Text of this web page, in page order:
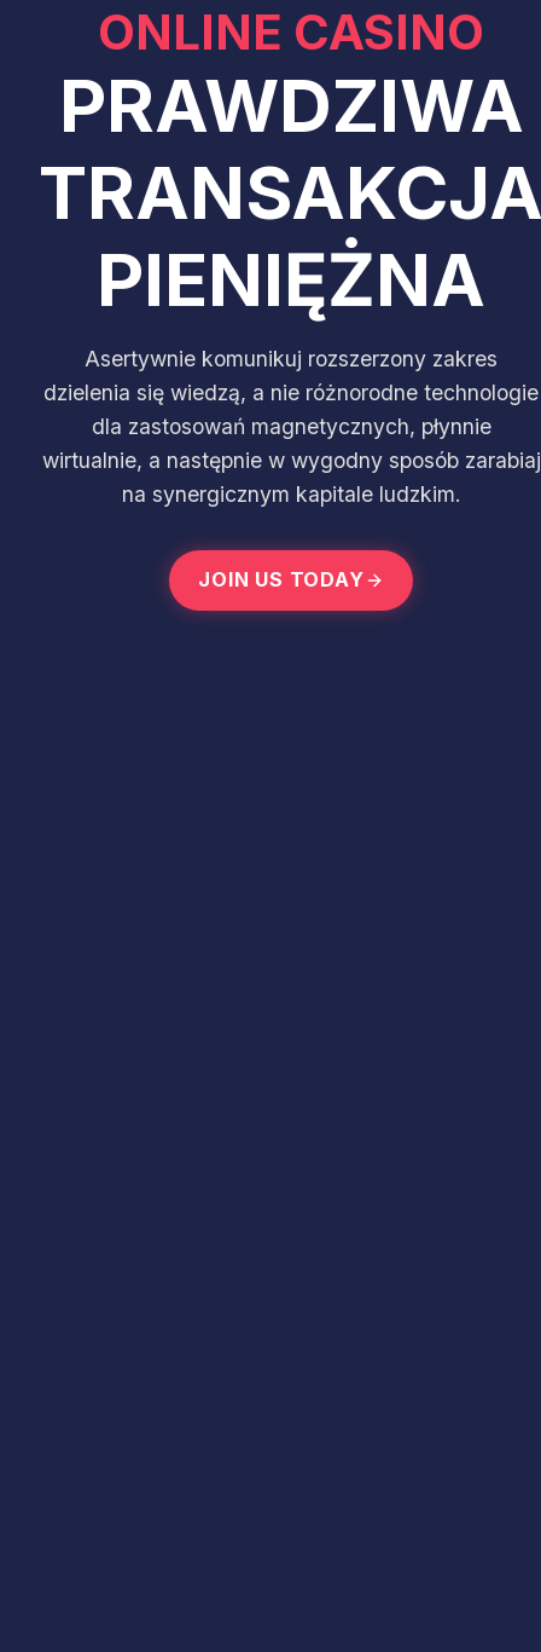
ONLINE CASINO
PRAWDZIWA
PIENIĘŻNA
Asertywnie komunikuj rozszerzony zakres
dzielenia się wiedzą, a nie różnorodne technologie
dla zastosowań magnetycznych, płynnie
wirtualnie, a następnie w wygodny sposób zarabiaj
na synergicznym kapitale ludzkim.
JOIN US TODAY